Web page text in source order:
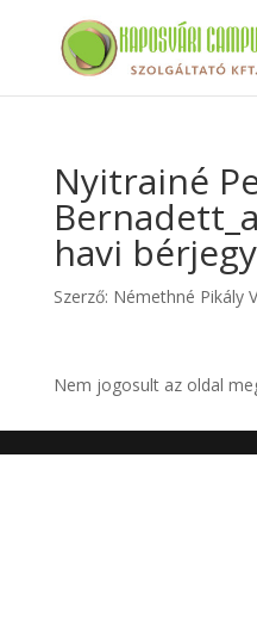
Nyitrainé
havi
Szerző: Némethné Pikály
Nem jogosult az oldal